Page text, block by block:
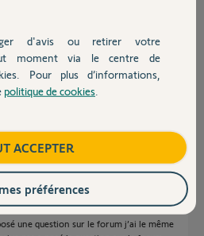
et remise à zéro de votre Connexoon
a presque 6 ans
une question sur le forum j’ai le même
d'avis ou retirer votre
moment via le centre de
Pour plus d’informations,
politique de cookies
ACCEPTER
préférences